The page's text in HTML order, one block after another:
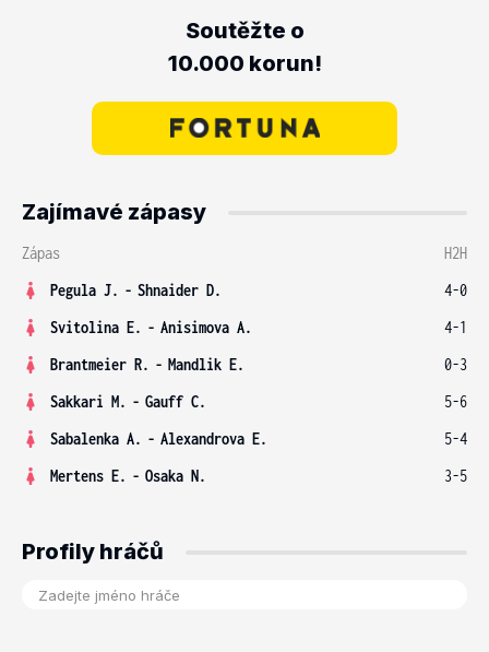
Soutěžte o
10.000 korun!
Zajímavé zápasy
Zápas
H2H
Pegula J. - Shnaider D.
4-0
Svitolina E. - Anisimova A.
4-1
Brantmeier R. - Mandlik E.
0-3
Sakkari M. - Gauff C.
5-6
Sabalenka A. - Alexandrova E.
5-4
Mertens E. - Osaka N. 3-5
Profily hráčů